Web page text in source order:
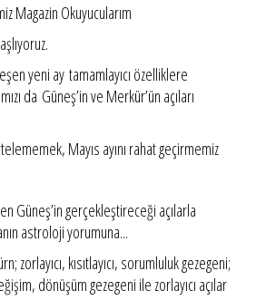
Magazin Okuyucularım
yeni ay tamamlayıcı özelliklere
da Güneş’in ve Merkür’ün açıları
Mayıs ayını rahat geçirmemiz
Güneş’in gerçekleştireceği açılarla
astroloji yorumuna...
zorlayıcı, kısıtlayıcı, sorumluluk gezegeni;
dönüşüm gezegeni ile zorlayıcı açılar